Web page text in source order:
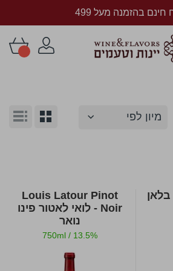
בהזמנה מעל 499
הצג
גריד
בלאן
Louis Latour Pinot
Noir - לואי לאטור פינו
נואר
750ml / 13.5%